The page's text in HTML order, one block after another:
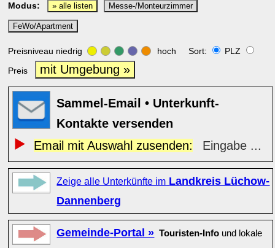
Modus: » alle listen Messe-/Monteurzimmer
FeWo/Apartment
Preisniveau niedrig hoch Sort:
PLZ
Preis
mit Umgebung »
Sammel-Email • Unterkunft-
Kontakte versenden
Email mit Auswahl zusenden:
Eingabe ...
Zeige alle Unterkünfte im Landkreis Lüchow-
Dannenberg
Gemeinde-Portal » Touristen-Info und lokale